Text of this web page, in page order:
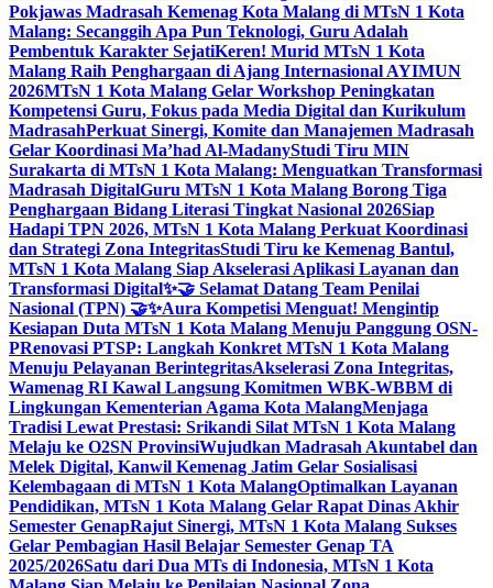
Pokjawas Madrasah Kemenag Kota Malang di MTsN 1 Kota
Malang: Secanggih Apa Pun Teknologi, Guru Adalah
Pembentuk Karakter SejatiKeren! Murid MTsN 1 Kota
Malang Raih Penghargaan di Ajang Internasional AYIMUN
2026MTsN 1 Kota Malang Gelar Workshop Peningkatan
Kompetensi Guru, Fokus pada Media Digital dan Kurikulum
MadrasahPerkuat Sinergi, Komite dan Manajemen Madrasah
Gelar Koordinasi Ma’had Al-MadanyStudi Tiru MIN
Surakarta di MTsN 1 Kota Malang: Menguatkan Transformasi
Madrasah DigitalGuru MTsN 1 Kota Malang Borong Tiga
Penghargaan Bidang Literasi Tingkat Nasional 2026Siap
Hadapi TPN 2026, MTsN 1 Kota Malang Perkuat Koordinasi
dan Strategi Zona IntegritasStudi Tiru ke Kemenag Bantul,
MTsN 1 Kota Malang Siap Akselerasi Aplikasi Layanan dan
Transformasi Digital✨🤝 Selamat Datang Team Penilai
Nasional (TPN) 🤝✨Aura Kompetisi Menguat! Mengintip
Kesiapan Duta MTsN 1 Kota Malang Menuju Panggung OSN-
PRenovasi PTSP: Langkah Konkret MTsN 1 Kota Malang
Menuju Pelayanan BerintegritasAkselerasi Zona Integritas,
Wamenag RI Kawal Langsung Komitmen WBK-WBBM di
Lingkungan Kementerian Agama Kota MalangMenjaga
Tradisi Lewat Prestasi: Srikandi Silat MTsN 1 Kota Malang
Melaju ke O2SN ProvinsiWujudkan Madrasah Akuntabel dan
Melek Digital, Kanwil Kemenag Jatim Gelar Sosialisasi
Kelembagaan di MTsN 1 Kota MalangOptimalkan Layanan
Pendidikan, MTsN 1 Kota Malang Gelar Rapat Dinas Akhir
Semester GenapRajut Sinergi, MTsN 1 Kota Malang Sukses
Gelar Pembagian Hasil Belajar Semester Genap TA
2025/2026Satu dari Dua MTs di Indonesia, MTsN 1 Kota